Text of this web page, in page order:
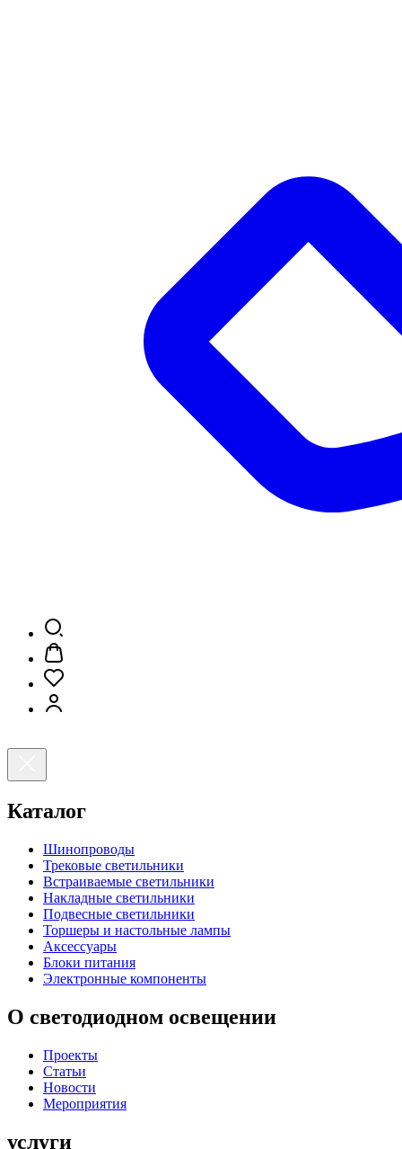
Каталог
Шинопроводы
Трековые светильники
Встраиваемые светильники
Накладные светильники
Подвесные светильники
Торшеры и настольные лампы
Аксессуары
Блоки питания
Электронные компоненты
О светодиодном освещении
Проекты
Статьи
Новости
Мероприятия
услуги